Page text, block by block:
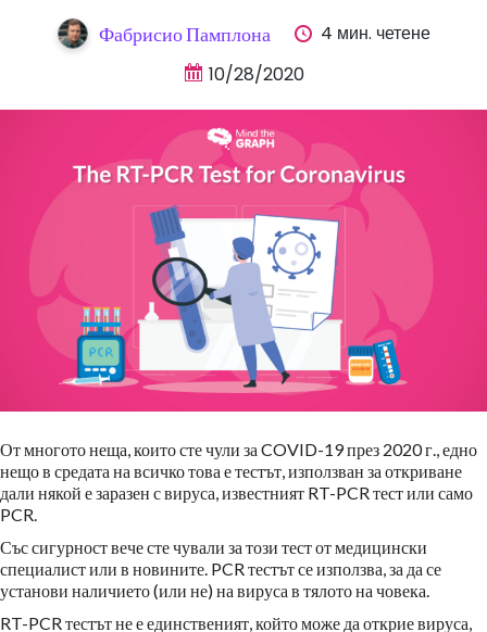
Фабрисио Памплона
4 мин. четене
10/28/2020
От многото неща, които сте чули за COVID-19 през 2020 г., едно
нещо в средата на всичко това е тестът, използван за откриване
дали някой е заразен с вируса, известният RT-PCR тест или само
PCR.
Със сигурност вече сте чували за този тест от медицински
специалист или в новините. PCR тестът се използва, за да се
установи наличието (или не) на вируса в тялото на човека.
RT-PCR тестът не е единственият, който може да открие вируса,